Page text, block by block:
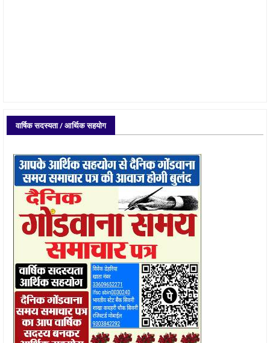
वार्षिक सदस्यता / आर्थिक सहयोग